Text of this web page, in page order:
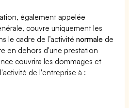
également appelée
couvre uniquement les
le cadre de l’activiténormale de
en dehors d'une prestation
couvrira les dommages et
de l'entreprise à :